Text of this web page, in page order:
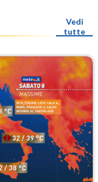
Vedi
tutte